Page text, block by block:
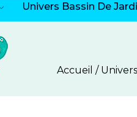
Univers Bassin De
Accueil